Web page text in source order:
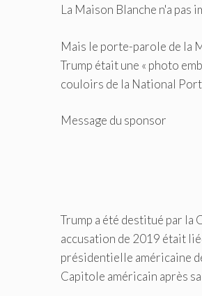
La Maison Blanche n'a pas
Mais le porte-parole de la
Trump était une « photo
couloirs de la National
Message du sponsor
Trump a été destitué par la
accusation de 2019 était
présidentielle américaine
Capitole américain après